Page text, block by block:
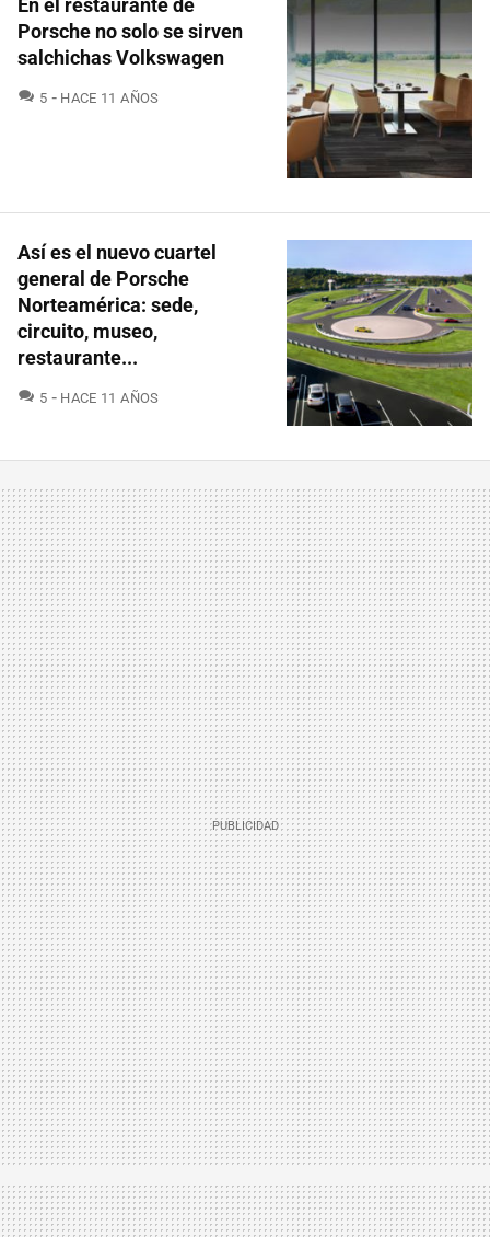
En el restaurante de
Porsche no solo se sirven
salchichas Volkswagen
5 COMENTARIOS
HACE 11 AÑOS
Así es el nuevo cuartel
general de Porsche
Norteamérica: sede,
circuito, museo,
restaurante...
5 COMENTARIOS
HACE 11 AÑOS